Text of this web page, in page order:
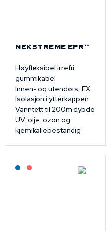
NEKSTREME EPR™
Høyfleksibel irrefri
gummikabel
Innen- og utendørs, EX
Isolasjon i ytterkappen
Vanntett til 200m dybde
UV, olje, ozon og
kjemikaliebestandig
Lagerført: NEK Kabel
På forespørsel